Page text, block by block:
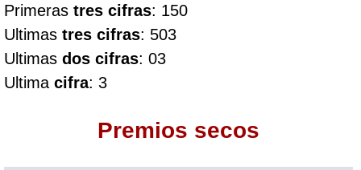
Culona día
Culona noche
Dorado Mañana
Primeras tres cifras: 150
Ultimas tres cifras: 503
Ultimas dos cifras: 03
Ultima cifra: 3
Premios secos